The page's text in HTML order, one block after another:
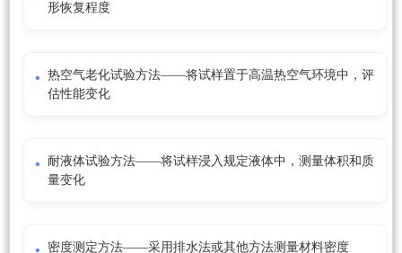
形恢复程度
热空气老化试验方法——将试样置于高温热空气环境中，评
估性能变化
耐液体试验方法——将试样浸入规定液体中，测量体积和质
量变化
密度测定方法——采用排水法或其他方法测量材料密度